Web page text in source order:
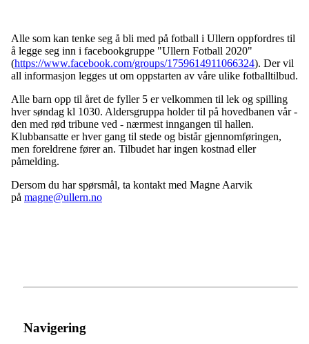
Alle som kan tenke seg å bli med på fotball i Ullern oppfordres til
å legge seg inn i facebookgruppe "Ullern Fotball 2020"
(https://www.facebook.com/groups/1759614911066324). Der vil
all informasjon legges ut om oppstarten av våre ulike fotballtilbud.
Alle barn opp til året de fyller 5 er velkommen til lek og spilling
hver søndag kl 1030. Aldersgruppa holder til på hovedbanen vår -
den med rød tribune ved - nærmest inngangen til hallen.
Klubbansatte er hver gang til stede og bistår gjennomføringen,
men foreldrene fører an. Tilbudet har ingen kostnad eller
påmelding.
Dersom du har spørsmål, ta kontakt med Magne Aarvik
på magne@ullern.no
Navigering